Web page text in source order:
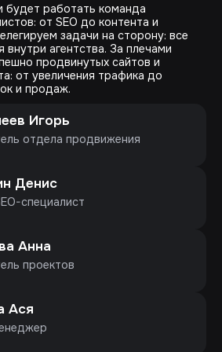
работать команда
от SEO до контента и
задачи на сторону: все
агентства. За плечами
продвинутых сайтов и
от увеличения трафика до
и продаж.
Игорь
отдела продвижения
Денис
специалист
Анна
проектов
Ася